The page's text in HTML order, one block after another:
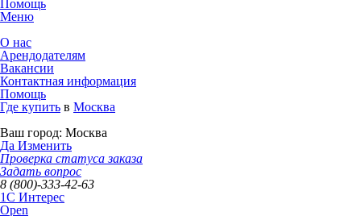
Помощь
Меню
О нас
Арендодателям
Вакансии
Контактная информация
Помощь
Где купить в Москва
Ваш город: Москва
Да Изменить
Проверка статуса заказа
Задать вопрос
8 (800)-333-42-63
1C Интерес
Open